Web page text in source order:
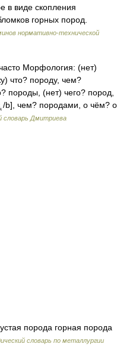
в виде скопления
горных пород.
нормативно-технической
Морфология: (нет)
что? породу, чем?
породы, (нет) чего? пород,
b], чем? породами, о чём? о
словарь Дмитриева
порода горная порода
словарь по металлургии